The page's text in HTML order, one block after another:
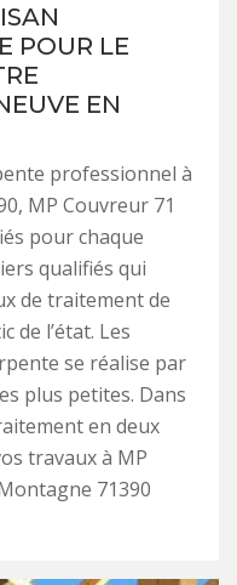
POUR LE
EN
professionnel à
MP Couvreur 71
pour chaque
qualifiés qui
de traitement de
de l’état. Les
se réalise par
plus petites. Dans
en deux
travaux à MP
71390